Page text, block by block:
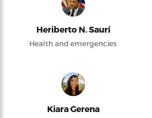
Heriberto N. Saurí
Health and emergencies
Kiara Gerena